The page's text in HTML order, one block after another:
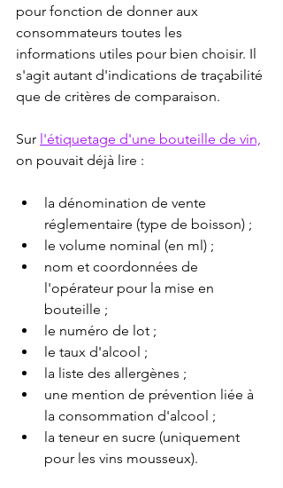
pour fonction de donner aux
consommateurs toutes les
informations utiles pour bien choisir. Il
s'agit autant d'indications de traçabilité
que de critères de comparaison.
Sur l'étiquetage d'une bouteille de vin,
on pouvait déjà lire :
la dénomination de vente
réglementaire (type de boisson) ;
le volume nominal (en ml) ;
nom et coordonnées de
l'opérateur pour la mise en
bouteille ;
le numéro de lot ;
le taux d'alcool ;
la liste des allergènes ;
une mention de prévention liée à
la consommation d'alcool ;
la teneur en sucre (uniquement
pour les vins mousseux).